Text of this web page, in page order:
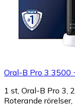
Oral-B Pro 3 3500
1 st, Oral-B Pro 3,
Roterande